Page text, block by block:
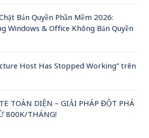
Bản Quyền Phần Mềm 2026:
Windows & Office Không Bản Quyền
Host Has Stopped Working” trên
TOÀN DIỆN – GIẢI PHÁP ĐỘT PHÁ
800K/THÁNG!